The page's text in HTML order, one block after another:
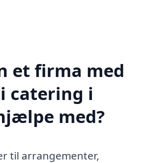
et firma med
catering i
med?
til arrangementer,